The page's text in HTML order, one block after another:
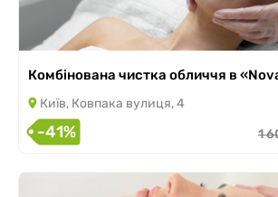
Комбінована чистка обличчя в
Київ, Ковпака вулиця, 4
-41% 1